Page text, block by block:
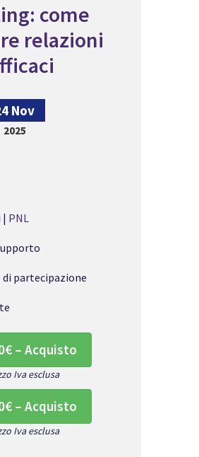
come
relazioni
Nov
2025
| PNL
di partecipazione
– Acquisto
Iva esclusa
– Acquisto
Iva esclusa